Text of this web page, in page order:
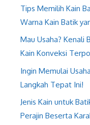
Tips Memilih Kain
Warna Kain Batik
Mau Usaha? Kenali
Kain Konveksi
Ingin Memulai
Langkah Tepat Ini!
Jenis Kain untuk
Perajin Beserta